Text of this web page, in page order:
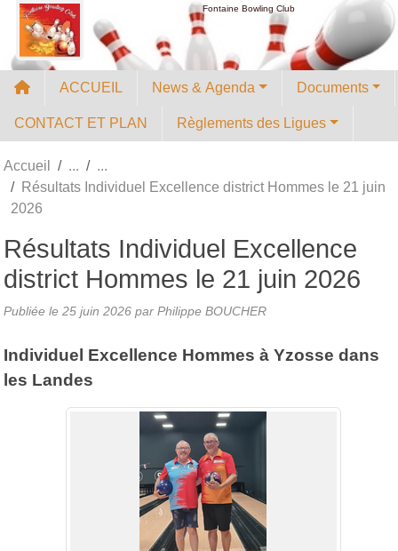
Fontaine Bowling Club
ACCUEIL News & Agenda Documents
CONTACT ET PLAN Règlements des Ligues
Accueil
Résultats Individuel Excellence district Hommes le 21 juin
2026
Résultats Individuel Excellence
district Hommes le 21 juin 2026
Publiée le 25 juin 2026 par Philippe BOUCHER
Individuel Excellence Hommes à Yzosse dans
les Landes
Panneau de gestion des cookies